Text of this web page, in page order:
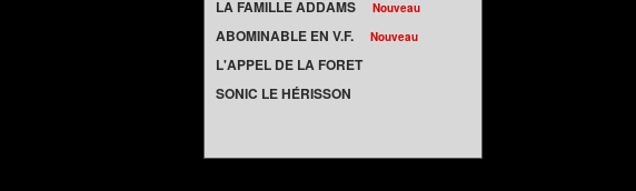
LA FAMILLE ADDAMS Nouveau
ABOMINABLE EN V.F. Nouveau
L'APPEL DE LA FORET
SONIC LE HÉRISSON